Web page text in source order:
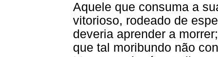
Aquele que consuma a
vitorioso, rodeado de
deveria aprender a
que tal moribundo não